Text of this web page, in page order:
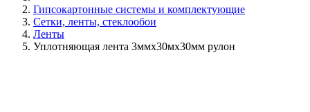
Гипсокартонные системы и комплектующие
Сетки, ленты, стеклообои
Ленты
Уплотняющая лента 3ммх30мх30мм рулон